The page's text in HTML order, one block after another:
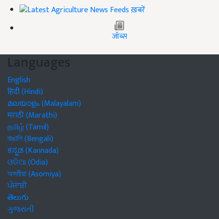
ख़बरें
जॉब्स
Languages
English
हिंदी (Hindi)
മലയാളം (Malayalam)
मराठी (Marathi)
தமிழ் (Tamil)
বাঙালি (Bengali)
ಕನ್ನಡ (Kannada)
ଓଡିଆ (Odia)
অসমীয়া (Asomiya)
ਪੰਜਾਬੀ
తెలుగు
ગુજરાતી